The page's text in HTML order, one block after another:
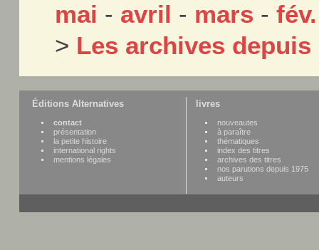
mai - avril - mars -fév.
> Les archives depuis
Éditions Alternatives
contact
présentation
la petite histoire
international rights
mentions légales
livres
nouveautes
à paraître
thématiques
index des titres
archives des titres
nos parutions depuis 1975
auteurs